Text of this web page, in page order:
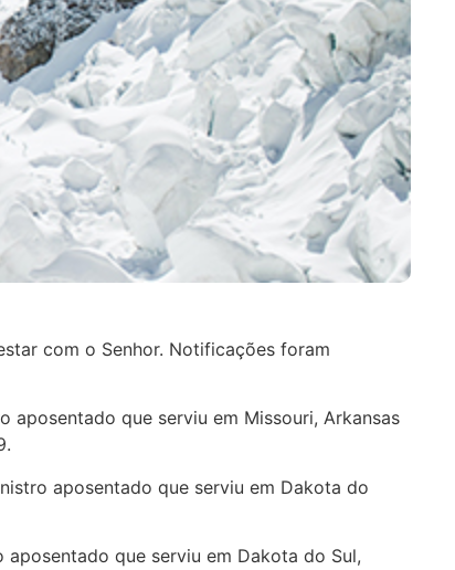
com o Senhor. Notificações foram
que serviu em Missouri, Arkansas
aposentado que serviu em Dakota do
que serviu em Dakota do Sul,